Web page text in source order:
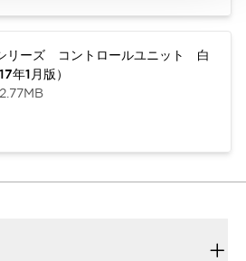
リーズ コントロールユニット 白
年1月版）
2.77MB